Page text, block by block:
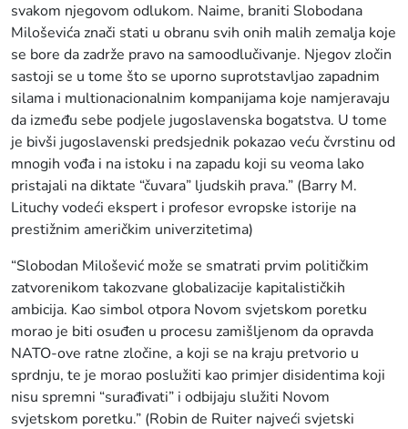
svakom njegovom odlukom. Naime, braniti Slobodana
Miloševića znači stati u obranu svih onih malih zemalja koje
se bore da zadrže pravo na samoodlučivanje. Njegov zločin
sastoji se u tome što se uporno suprotstavljao zapadnim
silama i multionacionalnim kompanijama koje namjeravaju
da između sebe podjele jugoslavenska bogatstva. U tome
je bivši jugoslavenski predsjednik pokazao veću čvrstinu od
mnogih vođa i na istoku i na zapadu koji su veoma lako
pristajali na diktate “čuvara” ljudskih prava.” (Barry M.
Lituchy vodeći ekspert i profesor evropske istorije na
prestižnim američkim univerzitetima)
“Slobodan Milošević može se smatrati prvim političkim
zatvorenikom takozvane globalizacije kapitalističkih
ambicija. Kao simbol otpora Novom svjetskom poretku
morao je biti osuđen u procesu zamišljenom da opravda
NATO-ove ratne zločine, a koji se na kraju pretvorio u
sprdnju, te je morao poslužiti kao primjer disidentima koji
nisu spremni “surađivati” i odbijaju služiti Novom
svjetskom poretku.” (Robin de Ruiter najveći svjetski